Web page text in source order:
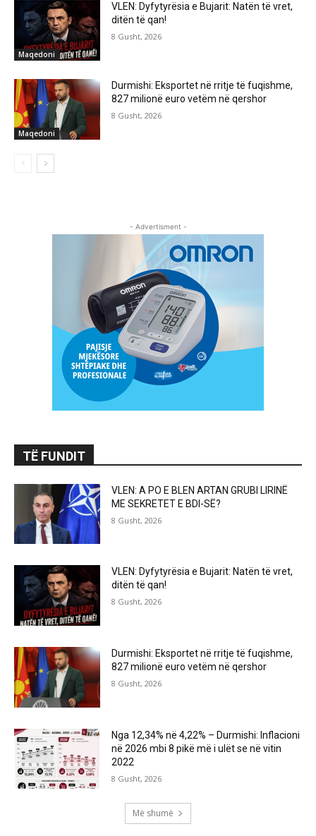
Maqedoni
VLEN: Dyfytyrësia e Bujarit: Natën të vret,
ditën të qan!
8 Gusht, 2026
Maqedoni
Durmishi: Eksportet në rritje të fuqishme,
827 milionë euro vetëm në qershor
8 Gusht, 2026
- Advertisment -
TË FUNDIT
VLEN: A PO E BLEN ARTAN GRUBI LIRINË
ME SEKRETET E BDI-SË?
8 Gusht, 2026
VLEN: Dyfytyrësia e Bujarit: Natën të vret,
ditën të qan!
8 Gusht, 2026
Durmishi: Eksportet në rritje të fuqishme,
827 milionë euro vetëm në qershor
8 Gusht, 2026
Nga 12,34% në 4,22% – Durmishi: Inflacioni
në 2026 mbi 8 pikë më i ulët se në vitin
2022
8 Gusht, 2026
Më shumë